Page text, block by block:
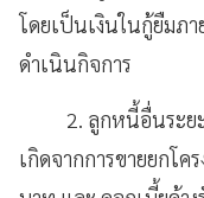
โดยเป็นเงินในกู้ยืมภ
ดำเนินกิจการ
2. ลูกหนี้อื่นระยะ
เกิดจากการขายยกโค